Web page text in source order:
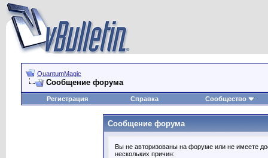
QuantumMagic
Сообщение форума
Регистрация Справка Сообщество
Сообщение форума
Вы не авторизованы на форуме или не имеете
нескольких причин: